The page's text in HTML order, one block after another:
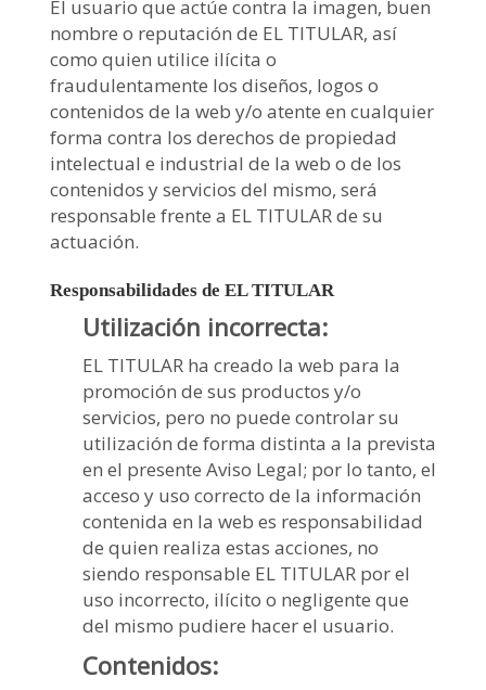
El usuario que actúe contra la imagen, buen
nombre o reputación de EL TITULAR, así
como quien utilice ilícita o
fraudulentamente los diseños, logos o
contenidos de la web y/o atente en cualquier
forma contra los derechos de propiedad
intelectual e industrial de la web o de los
contenidos y servicios del mismo, será
responsable frente a EL TITULAR de su
actuación.
Responsabilidades de EL TITULAR
Utilización incorrecta:
EL TITULAR ha creado la web para la
promoción de sus productos y/o
servicios, pero no puede controlar su
utilización de forma distinta a la prevista
en el presente Aviso Legal; por lo tanto, el
acceso y uso correcto de la información
contenida en la web es responsabilidad
de quien realiza estas acciones, no
siendo responsable EL TITULAR por el
uso incorrecto, ilícito o negligente que
del mismo pudiere hacer el usuario.
Contenidos: